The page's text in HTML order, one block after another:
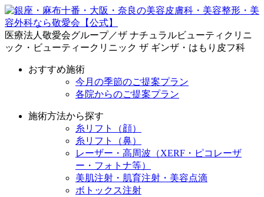
医療法人敬愛会グループ／ザ ナチュラルビューティクリニ
ック・ビューティークリニック ザ ギンザ・はもり皮フ科
おすすめ施術
今月の季節のご提案プラン
各院からのご提案プラン
施術方法から探す
糸リフト（顔）
糸リフト（鼻）
レーザー・高周波（XERF・ピコレーザ
ー・フォトナ等）
美肌注射・肌育注射・美容点滴
ボトックス注射